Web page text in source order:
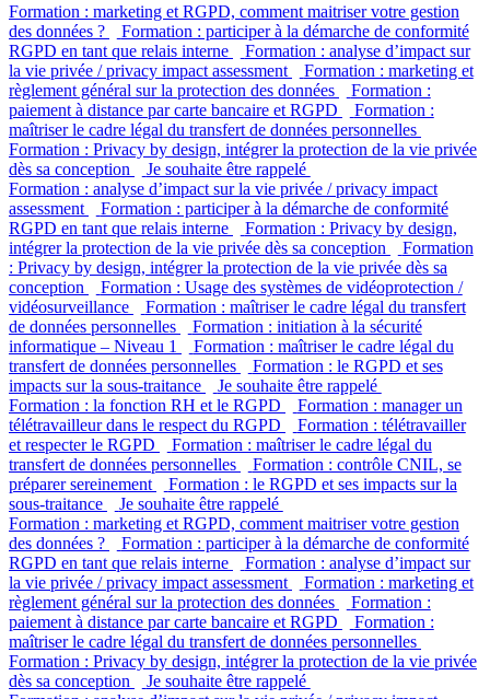
Formation : marketing et RGPD, comment maitriser votre gestion
des données ?
Formation : participer à la démarche de conformité
RGPD en tant que relais interne
Formation : analyse d’impact sur
la vie privée / privacy impact assessment
Formation : marketing et
règlement général sur la protection des données
Formation :
paiement à distance par carte bancaire et RGPD
Formation :
maîtriser le cadre légal du transfert de données personnelles
Formation : Privacy by design, intégrer la protection de la vie privée
dès sa conception
Je souhaite être rappelé
Formation : analyse d’impact sur la vie privée / privacy impact
assessment
Formation : participer à la démarche de conformité
RGPD en tant que relais interne
Formation : Privacy by design,
intégrer la protection de la vie privée dès sa conception
Formation
: Privacy by design, intégrer la protection de la vie privée dès sa
conception
Formation : Usage des systèmes de vidéoprotection /
vidéosurveillance
Formation : maîtriser le cadre légal du transfert
de données personnelles
Formation : initiation à la sécurité
informatique – Niveau 1
Formation : maîtriser le cadre légal du
transfert de données personnelles
Formation : le RGPD et ses
impacts sur la sous-traitance
Je souhaite être rappelé
Formation : la fonction RH et le RGPD
Formation : manager un
télétravailleur dans le respect du RGPD
Formation : télétravailler
et respecter le RGPD
Formation : maîtriser le cadre légal du
transfert de données personnelles
Formation : contrôle CNIL, se
préparer sereinement
Formation : le RGPD et ses impacts sur la
sous-traitance
Je souhaite être rappelé
Formation : marketing et RGPD, comment maitriser votre gestion
des données ?
Formation : participer à la démarche de conformité
RGPD en tant que relais interne
Formation : analyse d’impact sur
la vie privée / privacy impact assessment
Formation : marketing et
règlement général sur la protection des données
Formation :
paiement à distance par carte bancaire et RGPD
Formation :
maîtriser le cadre légal du transfert de données personnelles
Formation : Privacy by design, intégrer la protection de la vie privée
dès sa conception
Je souhaite être rappelé